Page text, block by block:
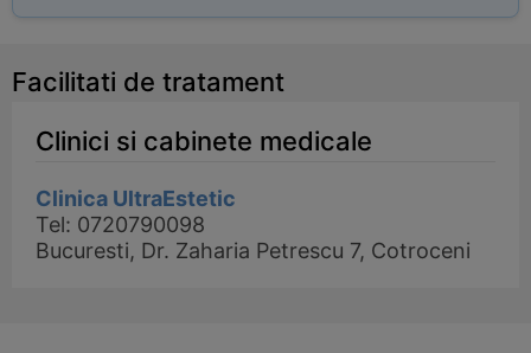
Facilitati de tratament
Clinici si cabinete medicale
Clinica UltraEstetic
Tel: 0720790098
Bucuresti, Dr. Zaharia Petrescu 7, Cotroceni